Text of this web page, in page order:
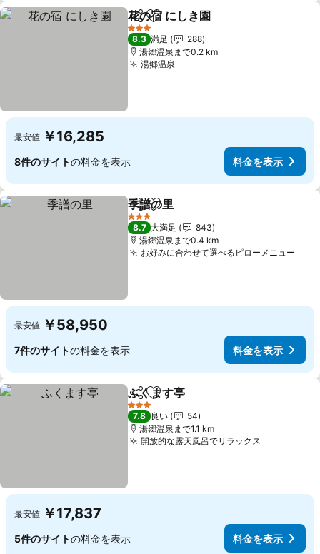
シェアお気に入りに追加
花の宿 にしき園
3 ホテルのランク
8.3 満足
288
湯郷温泉まで0.2 km
湯郷温泉
最安値 ￥16,285
8件のサイトの料金を表示 料金を表示
シェアお気に入りに追加
季譜の里
3 ホテルのランク
8.7 大満足
843
湯郷温泉まで0.4 km
お好みに合わせて選べるピローメニュー
最安値 ￥58,950
7件のサイトの料金を表示 料金を表示
シェアお気に入りに追加
ふくます亭
3 ホテルのランク
7.8 良い
54
湯郷温泉まで1.1 km
開放的な露天風呂でリラックス
最安値 ￥17,837
5件のサイトの料金を表示 料金を表示